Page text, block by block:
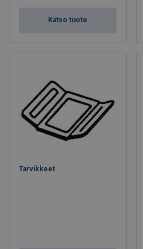
Katso tuote
Tarvikkeet